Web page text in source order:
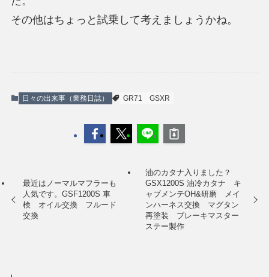
その他はちょっと試乗して考えましょうかね。
日々の出来事（業務日誌） GR71 GSXR
最近はノーマルマフラーも
人気です。GSF1200S 車
検 オイル交換 フルード
交換
油のカタナ入りました？
GSX1200S 油冷カタナ キ
ャブメンテOH&研磨 メイ
ンハーネス交換 マグタン
再塗装 ブレーキマスター
ステー製作